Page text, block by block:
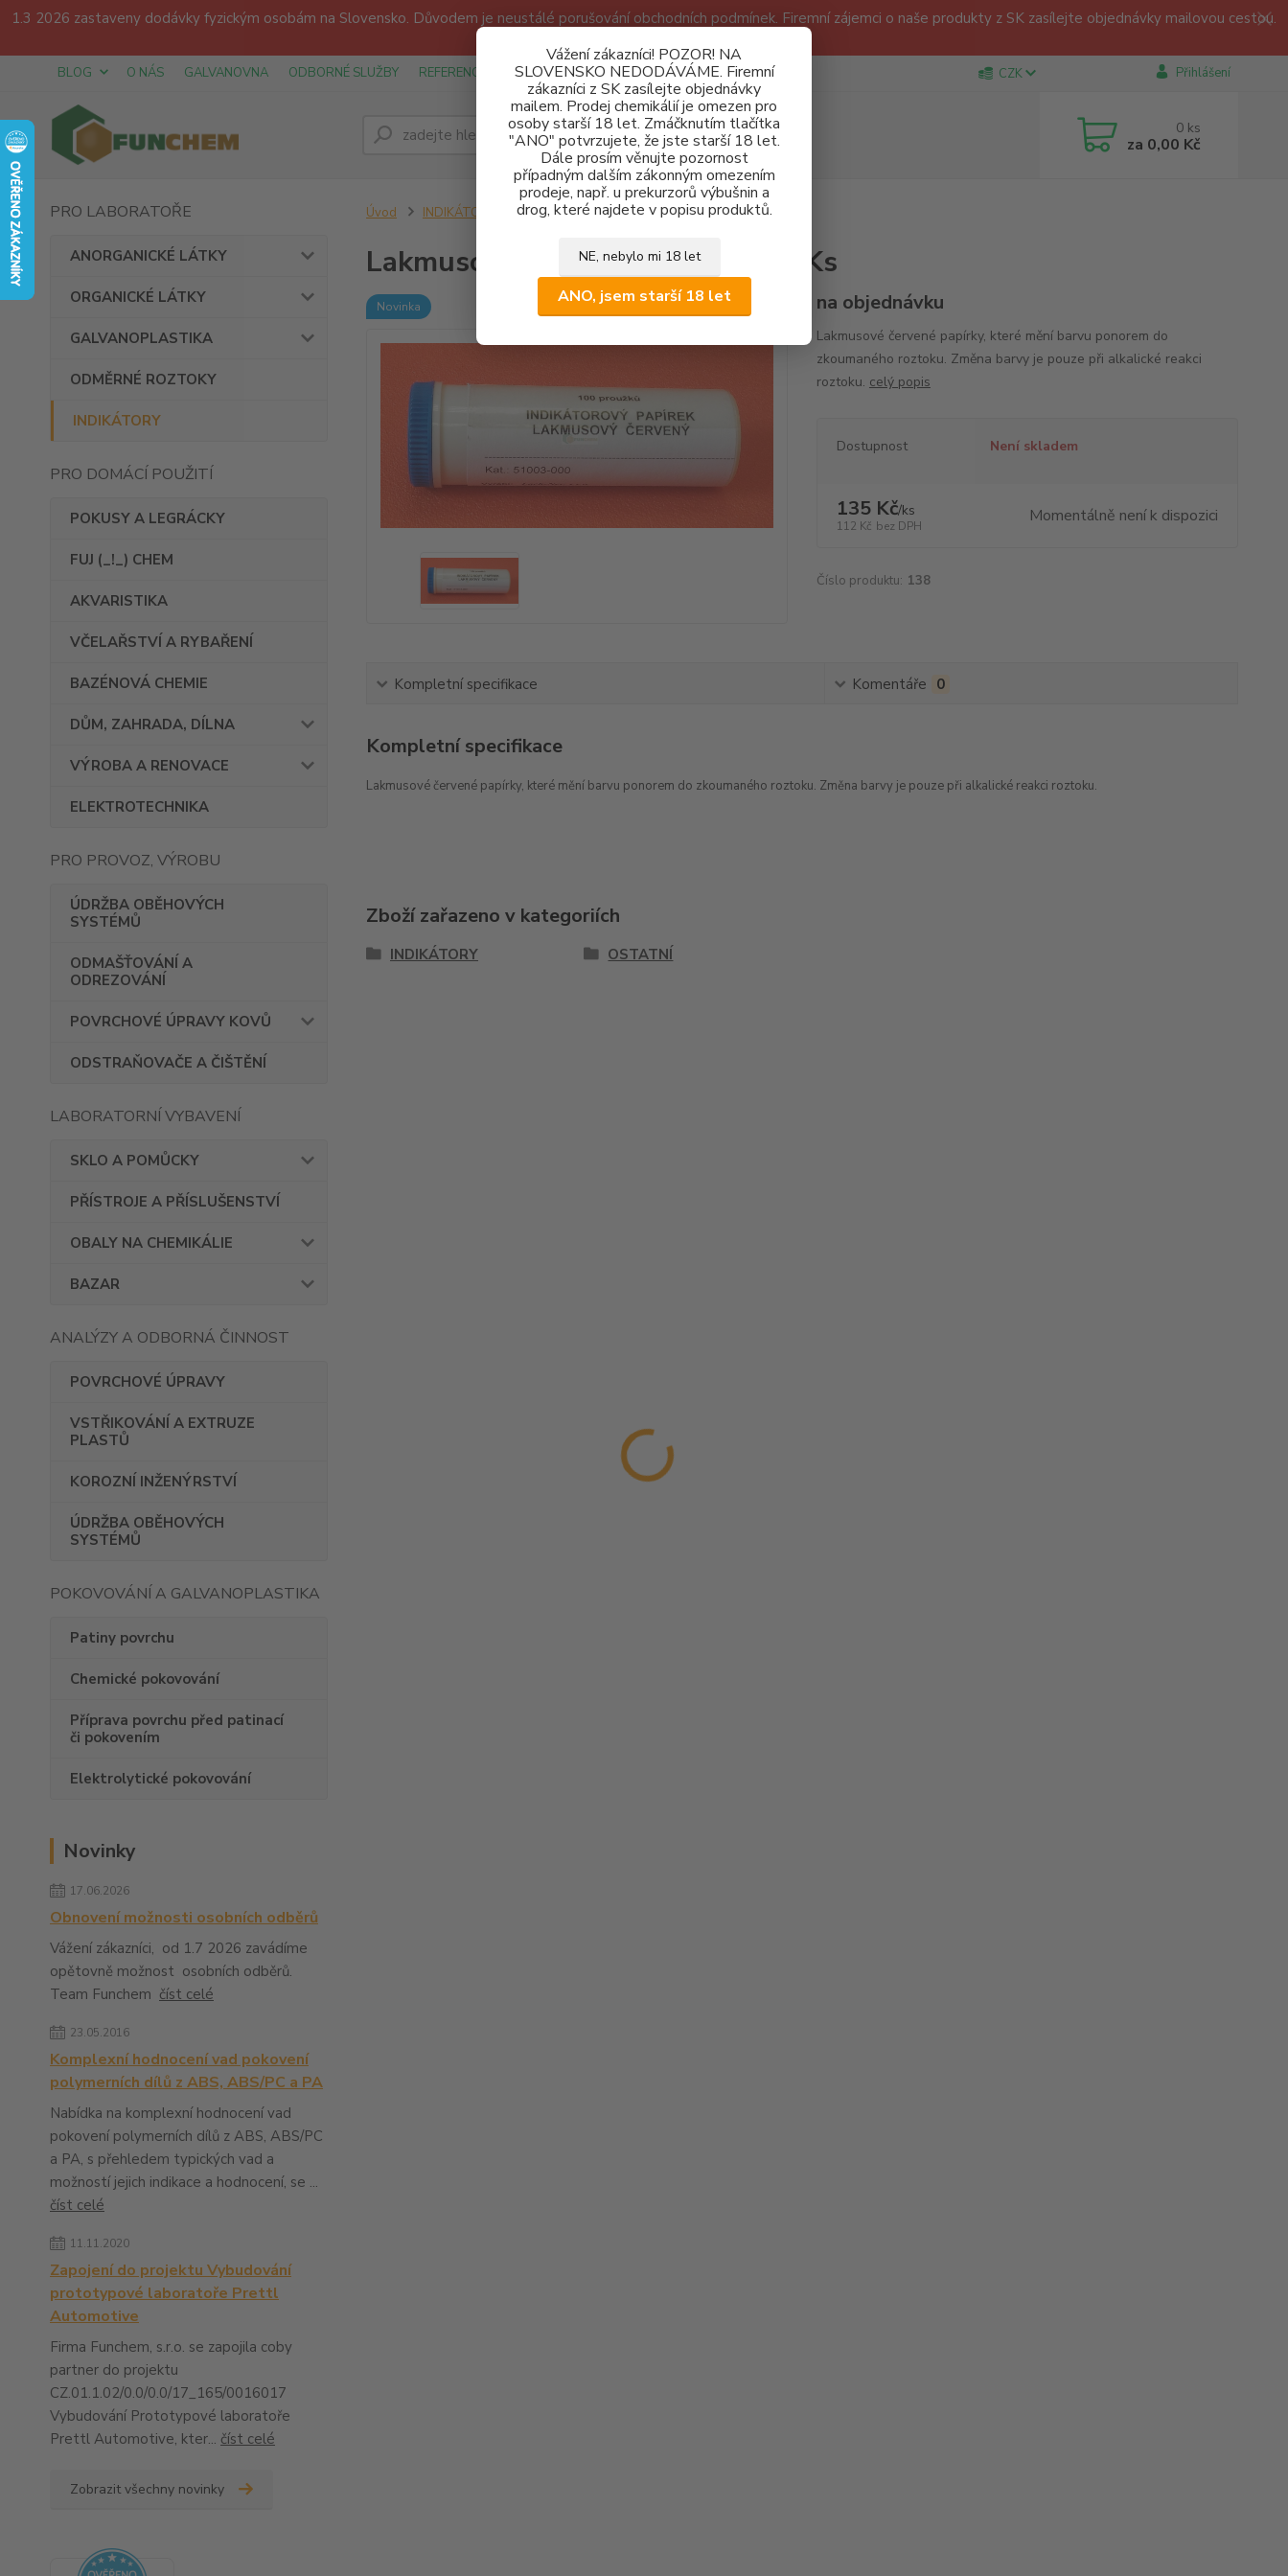
1.3 2026 zastaveny dodávky fyzickým osobám na Slovensko. Důvodem je neustálé porušování obchodních podmínek. Firemní zájemci o naše produkty z SK zasílejte objednávky mailovou cestou.
Vážení zákazníci! POZOR! NA
SLOVENSKO NEDODÁVÁME. Firemní
zákazníci z SK zasílejte objednávky
mailem. Prodej chemikálií je omezen pro
osoby starší 18 let. Zmáčknutím tlačítka
"ANO" potvrzujete, že jste starší 18 let.
Dále prosím věnujte pozornost
případným dalším zákonným omezením
prodeje, např. u prekurzorů výbušnin a
drog, které najdete v popisu produktů.
NE, nebylo mi 18 let
ANO, jsem starší 18 let
BLOG O NÁS GALVANOVNA ODBORNÉ SLUŽBY REFERENCE SPONZUREJEME OBCHODNÍ PODMÍNKY A GDPR CZK Přihlášení
Hledat 0 ks
za 0,00 Kč
PRO LABORATOŘE
ANORGANICKÉ LÁTKY
ORGANICKÉ LÁTKY
GALVANOPLASTIKA
ODMĚRNÉ ROZTOKY
INDIKÁTORY
PRO DOMÁCÍ POUŽITÍ
POKUSY A LEGRÁCKY
FUJ (_!_) CHEM
AKVARISTIKA
VČELAŘSTVÍ A RYBAŘENÍ
BAZÉNOVÁ CHEMIE
DŮM, ZAHRADA, DÍLNA
VÝROBA A RENOVACE
ELEKTROTECHNIKA
PRO PROVOZ, VÝROBU
ÚDRŽBA OBĚHOVÝCH
SYSTÉMŮ
ODMAŠŤOVÁNÍ A
ODREZOVÁNÍ
POVRCHOVÉ ÚPRAVY KOVŮ
ODSTRAŇOVAČE A ČIŠTĚNÍ
LABORATORNÍ VYBAVENÍ
SKLO A POMŮCKY
PŘÍSTROJE A PŘÍSLUŠENSTVÍ
OBALY NA CHEMIKÁLIE
BAZAR
ANALÝZY A ODBORNÁ ČINNOST
POVRCHOVÉ ÚPRAVY
VSTŘIKOVÁNÍ A EXTRUZE
PLASTŮ
KOROZNÍ INŽENÝRSTVÍ
ÚDRŽBA OBĚHOVÝCH
SYSTÉMŮ
POKOVOVÁNÍ A GALVANOPLASTIKA
Patiny povrchu
Chemické pokovování
Příprava povrchu před patinací
či pokovením
Elektrolytické pokovování
Novinky
17.06.2026
Obnovení možnosti osobních odběrů
Vážení zákazníci, od 1.7 2026 zavádíme
opětovně možnost osobních odběrů.
Team Funchem číst celé
23.05.2016
Komplexní hodnocení vad pokovení
polymerních dílů z ABS, ABS/PC a PA
Nabídka na komplexní hodnocení vad
pokovení polymerních dílů z ABS, ABS/PC
a PA, s přehledem typických vad a
možností jejich indikace a hodnocení, se ...
číst celé
11.11.2020
Zapojení do projektu Vybudování
prototypové laboratoře Prettl
Automotive
Firma Funchem, s.r.o. se zapojila coby
partner do projektu
CZ.01.1.02/0.0/0.0/17_165/0016017
Vybudování Prototypové laboratoře
Prettl Automotive, kter... číst celé
Zobrazit všechny novinky
Úvod INDIKÁTORY Lakmusový papírek červený 100 Ks
Lakmusový papírek červený 100 Ks
Novinka na objednávku
Lakmusové červené papírky, které mění barvu ponorem do
zkoumaného roztoku. Změna barvy je pouze při alkalické reakci
roztoku. celý popis
Dostupnost Není skladem
135 Kč/ks
112 Kč bez DPH Momentálně není k dispozici
Číslo produktu: 138
Kompletní specifikace Komentáře 0
Kompletní specifikace
Lakmusové červené papírky, které mění barvu ponorem do zkoumaného roztoku. Změna barvy je pouze při alkalické reakci roztoku.
Zboží zařazeno v kategoriích
INDIKÁTORY OSTATNÍ